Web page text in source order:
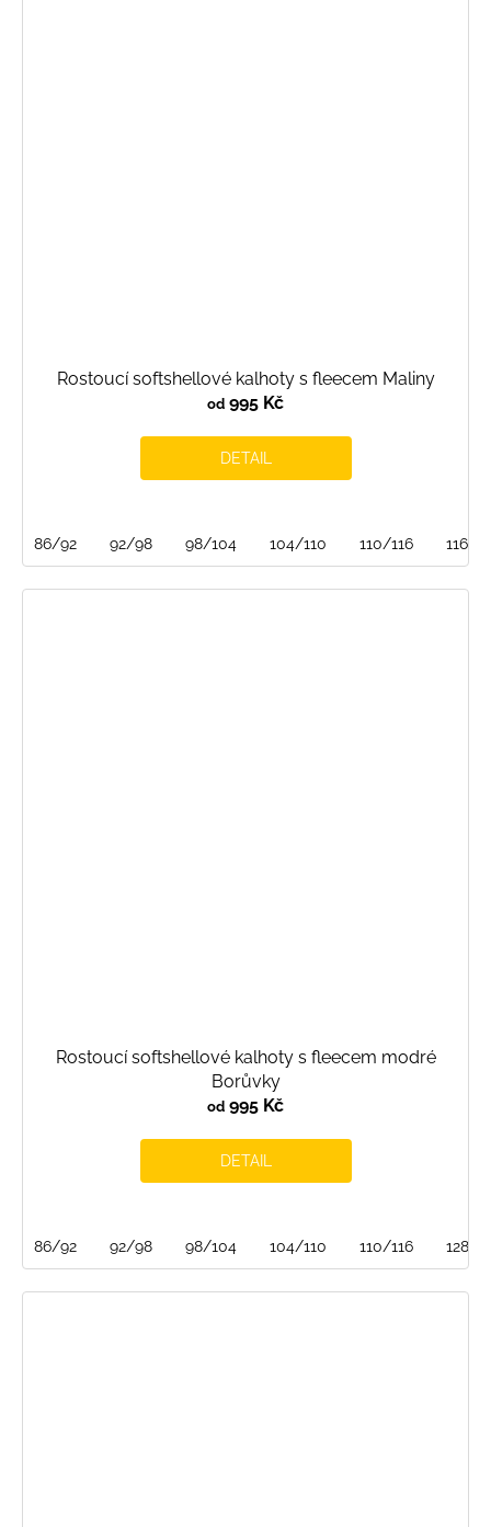
Rostoucí softshellové kalhoty s fleecem Maliny
od 995 Kč
DETAIL
86/92 92/98 98/104 104/110 110/116 116/
Rostoucí softshellové kalhoty s fleecem modré
Borůvky
od 995 Kč
DETAIL
86/92 92/98 98/104 104/110 110/116 128/